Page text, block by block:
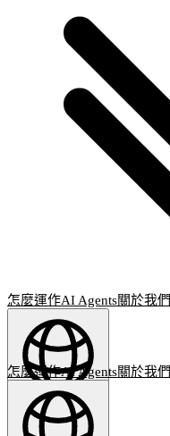
怎麼運作AI Agents關於我們
繁體中文 ZH)ZH
怎麼運作AI Agents關於我們